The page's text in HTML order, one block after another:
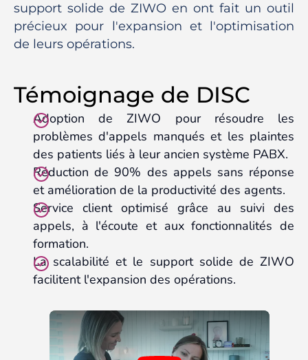
support solide de ZIWO en ont fait un outil
précieux pour l'expansion et l'optimisation
de leurs opérations.
Témoignage de DISC
Adoption de ZIWO pour résoudre les
problèmes d'appels manqués et les plaintes
des patients liés à leur ancien système PABX.
Réduction de 90% des appels sans réponse
et amélioration de la productivité des agents.
Service client optimisé grâce au suivi des
appels, à l'écoute et aux fonctionnalités de
formation.
La scalabilité et le support solide de ZIWO
facilitent l'expansion des opérations.